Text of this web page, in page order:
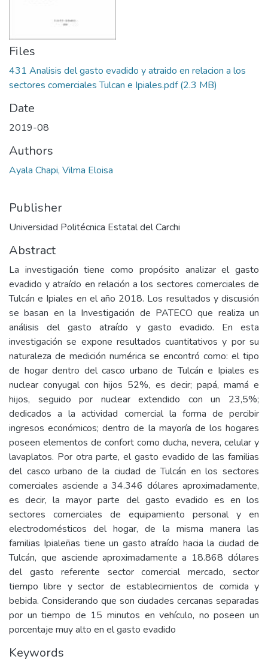
Files
431 Analisis del gasto evadido y atraido en relacion a los
sectores comerciales Tulcan e Ipiales.pdf(2.3 MB)
Date
2019-08
Authors
Ayala Chapi, Vilma Eloisa
Publisher
Universidad Politécnica Estatal del Carchi
Abstract
La investigación tiene como propósito analizar el gasto
evadido y atraído en relación a los sectores comerciales de
Tulcán e Ipiales en el año 2018. Los resultados y discusión
se basan en la Investigación de PATECO que realiza un
análisis del gasto atraído y gasto evadido. En esta
investigación se expone resultados cuantitativos y por su
naturaleza de medición numérica se encontró como: el tipo
de hogar dentro del casco urbano de Tulcán e Ipiales es
nuclear conyugal con hijos 52%, es decir; papá, mamá e
hijos, seguido por nuclear extendido con un 23,5%;
dedicados a la actividad comercial la forma de percibir
ingresos económicos; dentro de la mayoría de los hogares
poseen elementos de confort como ducha, nevera, celular y
lavaplatos. Por otra parte, el gasto evadido de las familias
del casco urbano de la ciudad de Tulcán en los sectores
comerciales asciende a 34.346 dólares aproximadamente,
es decir, la mayor parte del gasto evadido es en los
sectores comerciales de equipamiento personal y en
electrodomésticos del hogar, de la misma manera las
familias Ipialeñas tiene un gasto atraído hacia la ciudad de
Tulcán, que asciende aproximadamente a 18.868 dólares
del gasto referente sector comercial mercado, sector
tiempo libre y sector de establecimientos de comida y
bebida. Considerando que son ciudades cercanas separadas
por un tiempo de 15 minutos en vehículo, no poseen un
porcentaje muy alto en el gasto evadido
Keywords